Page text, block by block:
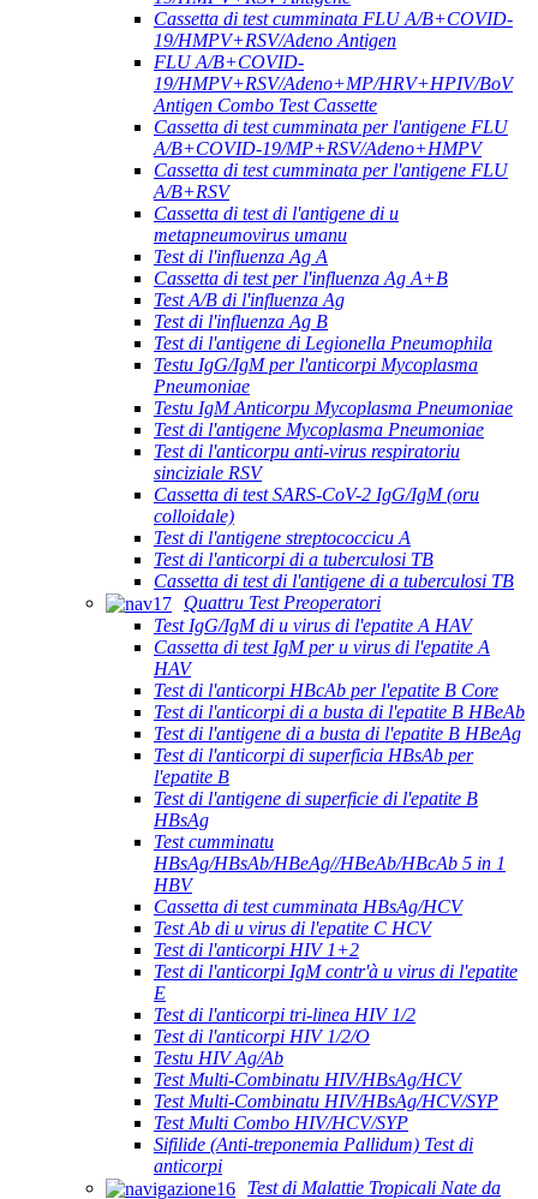
Cassetta di test cumminata FLU A/B+COVID-
19/HMPV+RSV/Adeno Antigen
FLU A/B+COVID-
19/HMPV+RSV/Adeno+MP/HRV+HPIV/BoV
Antigen Combo Test Cassette
Cassetta di test cumminata per l'antigene FLU
A/B+COVID-19/MP+RSV/Adeno+HMPV
Cassetta di test cumminata per l'antigene FLU
A/B+RSV
Cassetta di test di l'antigene di u
metapneumovirus umanu
Test di l'influenza Ag A
Cassetta di test per l'influenza Ag A+B
Test A/B di l'influenza Ag
Test di l'influenza Ag B
Test di l'antigene di Legionella Pneumophila
Testu IgG/IgM per l'anticorpi Mycoplasma
Pneumoniae
Testu IgM Anticorpu Mycoplasma Pneumoniae
Test di l'antigene Mycoplasma Pneumoniae
Test di l'anticorpu anti-virus respiratoriu
sinciziale RSV
Cassetta di test SARS-CoV-2 IgG/IgM (oru
colloidale)
Test di l'antigene streptococcicu A
Test di l'anticorpi di a tuberculosi TB
Cassetta di test di l'antigene di a tuberculosi TB
Quattru Test Preoperatori
Test IgG/IgM di u virus di l'epatite A HAV
Cassetta di test IgM per u virus di l'epatite A
HAV
Test di l'anticorpi HBcAb per l'epatite B Core
Test di l'anticorpi di a busta di l'epatite B HBeAb
Test di l'antigene di a busta di l'epatite B HBeAg
Test di l'anticorpi di superficia HBsAb per
l'epatite B
Test di l'antigene di superficie di l'epatite B
HBsAg
Test cumminatu
HBsAg/HBsAb/HBeAg//HBeAb/HBcAb 5 in 1
HBV
Cassetta di test cumminata HBsAg/HCV
Test Ab di u virus di l'epatite C HCV
Test di l'anticorpi HIV 1+2
Test di l'anticorpi IgM contr'à u virus di l'epatite
E
Test di l'anticorpi tri-linea HIV 1/2
Test di l'anticorpi HIV 1/2/O
Testu HIV Ag/Ab
Test Multi-Combinatu HIV/HBsAg/HCV
Test Multi-Combinatu HIV/HBsAg/HCV/SYP
Test Multi Combo HIV/HCV/SYP
Sifilide (Anti-treponemia Pallidum) Test di
anticorpi
Test di Malattie Tropicali Nate da